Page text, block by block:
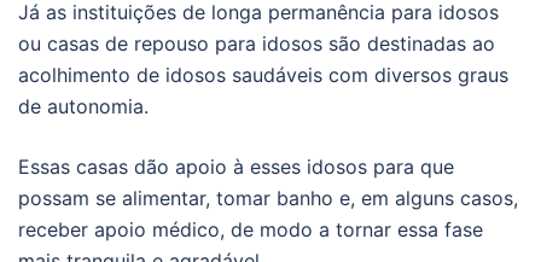
Já as instituições de longa permanência para idosos
ou casas de repouso para idosos são destinadas ao
acolhimento de idosos saudáveis com diversos graus
de autonomia.
Essas casas dão apoio à esses idosos para que
possam se alimentar, tomar banho e, em alguns casos,
receber apoio médico, de modo a tornar essa fase